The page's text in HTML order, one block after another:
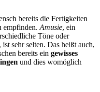
bereits die Fertigkeiten
empfinden. Amusie, ein
Töne oder
sehr selten. Das heißt auch,
bereits ein gewisses
und dies womöglich